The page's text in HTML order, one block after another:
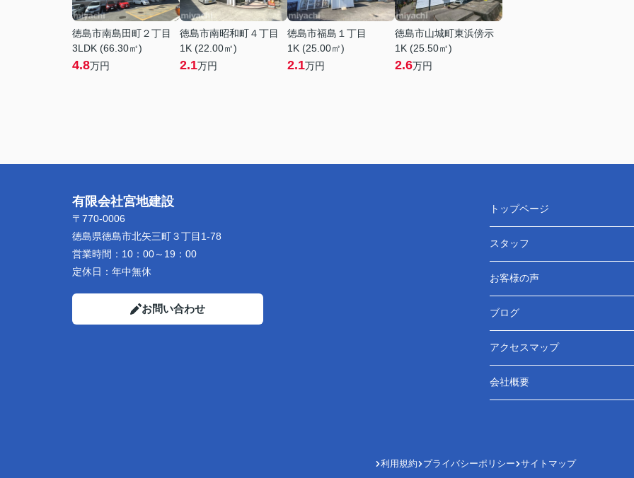
徳島市南島田町２丁目
3LDK (66.30㎡)
4.8万円
徳島市南昭和町４丁目
1K (22.00㎡)
2.1万円
徳島市福島１丁目
1K (25.00㎡)
2.1万円
徳島市山城町東浜傍示
1K (25.50㎡)
2.6万円
有限会社宮地建設
〒770-0006
徳島県徳島市北矢三町３丁目1-78
営業時間： 10：00～19：00
定休日： 年中無休
お問い合わせ
トップページ
スタッフ
お客様の声
ブログ
アクセスマップ
会社概要
利用規約 プライバシーポリシー サイトマップ